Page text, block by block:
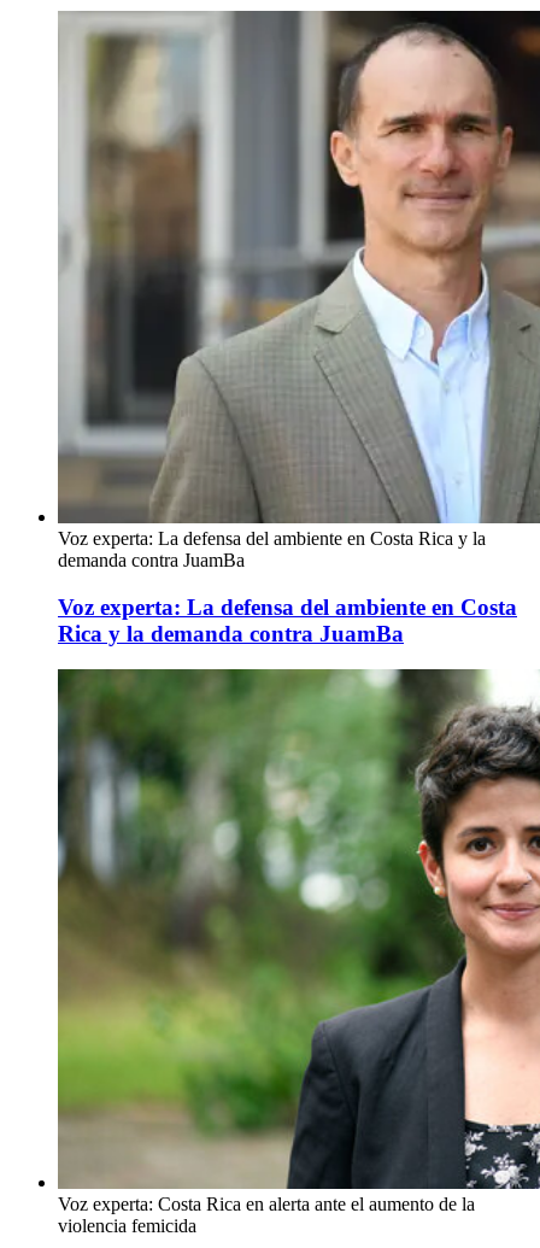
Voz experta: La defensa del ambiente en Costa Rica y la
demanda contra JuamBa
Voz experta: La defensa del ambiente en Costa
Rica y la demanda contra JuamBa
Voz experta: Costa Rica en alerta ante el aumento de la
violencia femicida